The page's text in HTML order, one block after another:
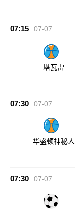
07:15 07-07
塔瓦雷
07:30 07-07
华盛顿神秘人
07:30 07-07